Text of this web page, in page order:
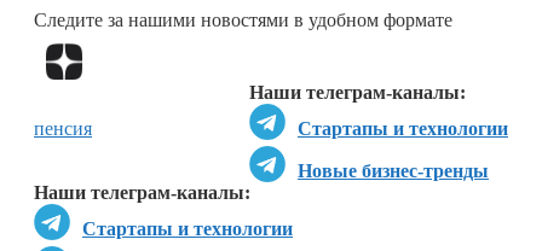
Следите за нашими новостями в удобном формате
Наши телеграм-каналы:
Стартапы и технологии
Новые бизнес-тренды
Наши телеграм-каналы:
Стартапы и технологии
пенсия